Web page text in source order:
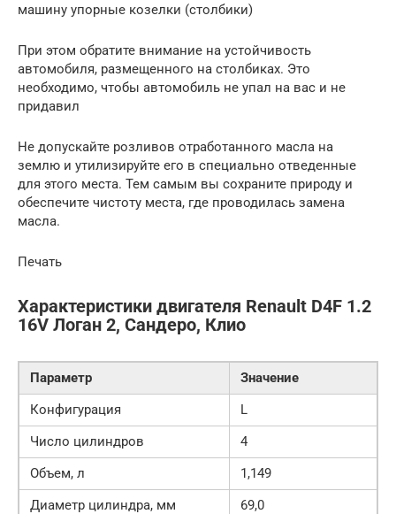
машину упорные козелки (столбики)
При этом обратите внимание на устойчивость
автомобиля, размещенного на столбиках. Это
необходимо, чтобы автомобиль не упал на вас и не
придавил
Не допускайте розливов отработанного масла на
землю и утилизируйте его в специально отведенные
для этого места. Тем самым вы сохраните природу и
обеспечите чистоту места, где проводилась замена
масла.
Печать
Характеристики двигателя Renault D4F 1.2
16V Логан 2, Сандеро, Клио
Параметр
Значение
Конфигурация
L
Число цилиндров
4
Объем, л
1,149
Диаметр цилиндра, мм
69,0